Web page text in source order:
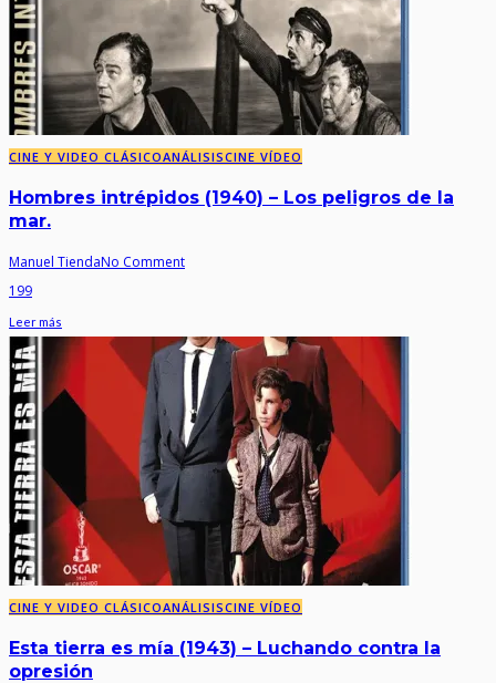
CINE Y VIDEO CLÁSICOANÁLISISCINE VÍDEO
Hombres intrépidos (1940) – Los peligros de la
mar.
Manuel TiendaNo Comment
199
Leer más
CINE Y VIDEO CLÁSICOANÁLISISCINE VÍDEO
Esta tierra es mía (1943) – Luchando contra la
opresión